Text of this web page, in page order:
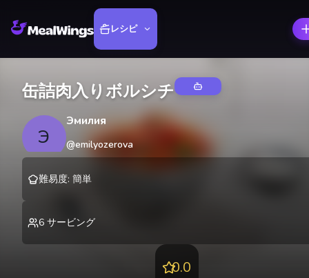
レシピ
缶詰肉入りボルシチ
Э
Эмилия
@emilyozerova
難易度: 簡単
6 サービング
0.0